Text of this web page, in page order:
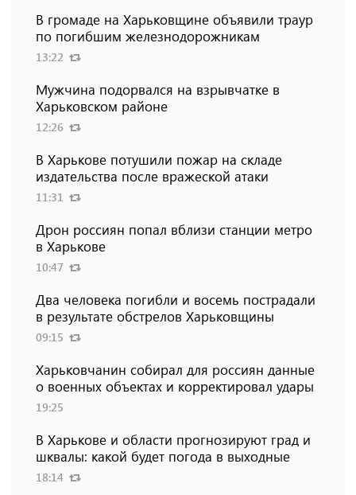
В громаде на Харьковщине объявили траур
по погибшим железнодорожникам
13:22
Мужчина подорвался на взрывчатке в
Харьковском районе
12:26
В Харькове потушили пожар на складе
издательства после вражеской атаки
11:31
Дрон россиян попал вблизи станции метро
в Харькове
10:47
Два человека погибли и восемь пострадали
в результате обстрелов Харьковщины
09:15
Харьковчанин собирал для россиян данные
о военных объектах и ​​корректировал удары
19:25
В Харькове и области прогнозируют град и
шквалы: какой будет погода в выходные
18:14